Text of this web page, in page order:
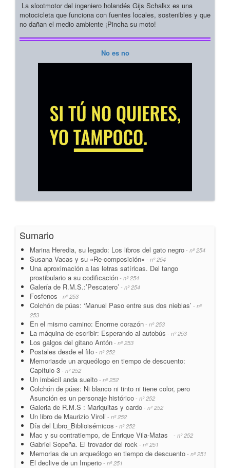
La slootmotor del ingeniero holandés Gijs Schalkx es una
motocicleta que funciona con fuentes locales, sostenibles y que
no dañan el medio ambiente ¡Pincha su moto!
No es no
Sumario
Marina Heredia, su legado: Los libros del gato negro - nº 254
Susana Vacas y su «Re-composición» - nº 254
Una aproximación a las letras satíricas. Del tango
prostibulario a su codificación - nº 254
Galería de R.M.S.:’Pescatero’ - nº 254
Fosfenos - nº 253
Colchón de púas: ‘Manuel Paso entre sus dos nieblas’ - nº
253
En el mismo camino: Enorme corazón - nº 253
La máquina de escribir: Esperando al autobús - nº 253
Los galgos del gitano Antón - nº 253
Postales desde el filo - nº 252
Memoriasde un arqueólogo en tiempo de descuento:
Capítulo 3 - nº 252
Un imbécil anda suelto - nº 252
Colchón de púas: Ni blanco ni tinto ni tiene color, pero
Asunción es un personaje histórico - nº 252
Galeria de R.M.S : Mariquitas y cardo - nº 252
Un libro de Maurizio Viroli - nº 252
Día del Libro_Biblioisémicos - nº 252
Mac y su contratiempo, de Enrique Vila-Matas - nº 252
Gabriel Sopeña. El trovador del rock - nº 251
Memorias de un arqueólogo en tiempo de descuento - nº 251
El declive de un Imperio - nº 251